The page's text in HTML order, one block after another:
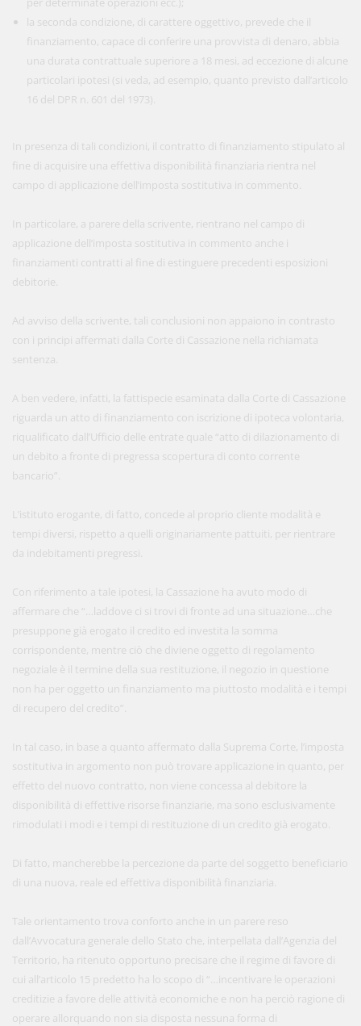
la seconda condizione, di carattere oggettivo, prevede che il
finanziamento, capace di conferire una provvista di denaro, abbia
una durata contrattuale superiore a 18 mesi, ad eccezione di alcune
particolari ipotesi (si veda, ad esempio, quanto previsto dall’articolo
16 del DPR n. 601 del 1973).
In presenza di tali condizioni, il contratto di finanziamento stipulato al
fine di acquisire una effettiva disponibilità finanziaria rientra nel
campo di applicazione dell’imposta sostitutiva in commento.
In particolare, a parere della scrivente, rientrano nel campo di
applicazione dell’imposta sostitutiva in commento anche i
finanziamenti contratti al fine di estinguere precedenti esposizioni
debitorie.
Ad avviso della scrivente, tali conclusioni non appaiono in contrasto
con i principi affermati dalla Corte di Cassazione nella richiamata
sentenza.
A ben vedere, infatti, la fattispecie esaminata dalla Corte di Cassazione
riguarda un atto di finanziamento con iscrizione di ipoteca volontaria,
riqualificato dall’Ufficio delle entrate quale “atto di dilazionamento di
un debito a fronte di pregressa scopertura di conto corrente
bancario”.
L’istituto erogante, di fatto, concede al proprio cliente modalità e
tempi diversi, rispetto a quelli originariamente pattuiti, per rientrare
da indebitamenti pregressi.
Con riferimento a tale ipotesi, la Cassazione ha avuto modo di
affermare che “…laddove ci si trovi di fronte ad una situazione…che
presuppone già erogato il credito ed investita la somma
corrispondente, mentre ciò che diviene oggetto di regolamento
negoziale è il termine della sua restituzione, il negozio in questione
non ha per oggetto un finanziamento ma piuttosto modalità e i tempi
di recupero del credito”.
In tal caso, in base a quanto affermato dalla Suprema Corte, l’imposta
sostitutiva in argomento non può trovare applicazione in quanto, per
effetto del nuovo contratto, non viene concessa al debitore la
disponibilità di effettive risorse finanziarie, ma sono esclusivamente
rimodulati i modi e i tempi di restituzione di un credito già erogato.
Di fatto, mancherebbe la percezione da parte del soggetto beneficiario
di una nuova, reale ed effettiva disponibilità finanziaria.
Tale orientamento trova conforto anche in un parere reso
dall’Avvocatura generale dello Stato che, interpellata dall’Agenzia del
Territorio, ha ritenuto opportuno precisare che il regime di favore di
cui all’articolo 15 predetto ha lo scopo di “…incentivare le operazioni
creditizie a favore delle attività economiche e non ha perciò ragione di
operare allorquando non sia disposta nessuna forma di